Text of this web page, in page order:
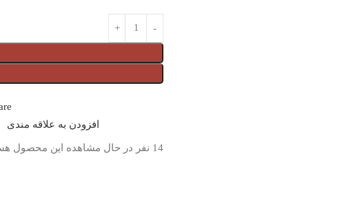
افزودن به علاقه مندی
14 نفر در حال مشاهده این محصول